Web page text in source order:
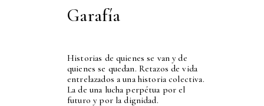
Garafía
Historias de quienes se van y de
quienes se quedan. Retazos de vida
entrelazados a una historia colectiva.
La de una lucha perpétua por el
futuro y por la dignidad.